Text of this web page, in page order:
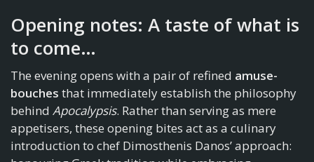
Opening notes: A taste of what is
to come…
The evening opens with a pair of refined amuse-
bouches that immediately establish the philosophy
behind Apocalypsis. Rather than serving as mere
appetisers, these opening bites act as a culinary
introduction to chef Dimosthenis Danos’ approach: